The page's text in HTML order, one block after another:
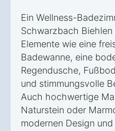
Ein Wellness-
Schwarzbach
Elemente wie eine
Badewanne, eine
Regendusche,
und stimmungsvolle
Auch hochwertige
Naturstein oder
modernen Design